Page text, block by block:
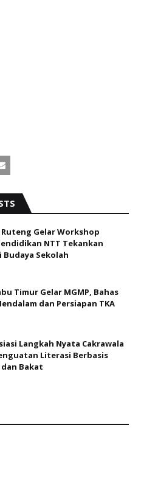
Ruteng Gelar Workshop
NTT Tekankan
Sekolah
Timur Gelar MGMP, Bahas
dan Persiapan TKA
Langkah Nyata Cakrawala
Literasi Berbasis
Bakat